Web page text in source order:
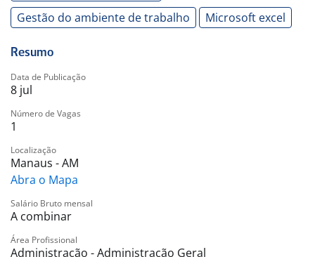
-. SEGURO DE VIDA
Gestão do ambiente de trabalho
Microsoft excel
Resumo
Data de Publicação
8 jul
Número de Vagas
1
Localização
Manaus - AM
Abra o Mapa
Salário Bruto mensal
A combinar
Área Profissional
Administração - Administração Geral